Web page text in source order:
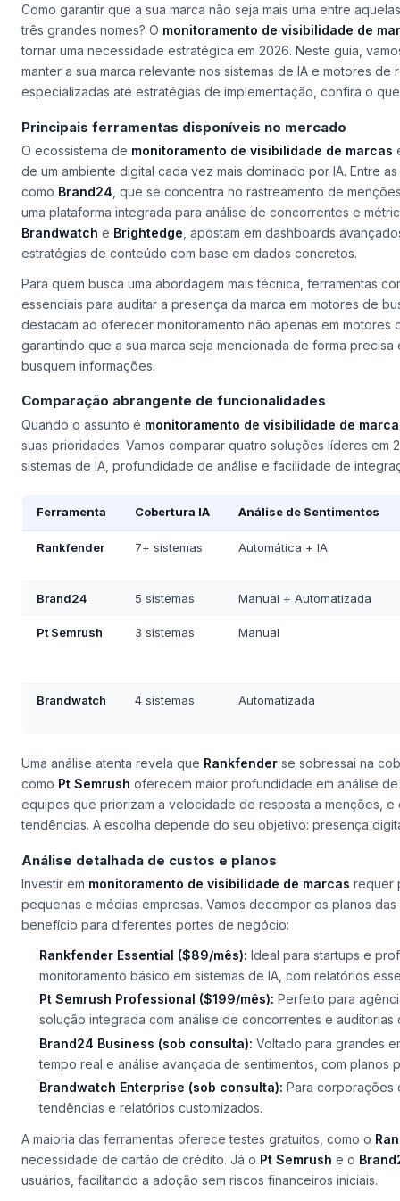
Como garantir que a sua marca não seja mais uma entre
três grandes nomes? O monitoramento de visibilidade de
tornar uma necessidade estratégica em 2026. Neste guia,
manter a sua marca relevante nos sistemas de IA e motores
especializadas até estratégias de implementação, confira o
Principais ferramentas disponíveis no mercado
O ecossistema de monitoramento de visibilidade de marcas
de um ambiente digital cada vez mais dominado por IA. Entre
como Brand24 , que se concentra no rastreamento de
uma plataforma integrada para análise de concorrentes e
Brandwatch e Brightedge , apostam em dashboards
estratégias de conteúdo com base em dados concretos.
Para quem busca uma abordagem mais técnica, ferramentas
essenciais para auditar a presença da marca em motores de
destacam ao oferecer monitoramento não apenas em motores
garantindo que a sua marca seja mencionada de forma
busquem informações.
Comparação abrangente de funcionalidades
Quando o assunto é monitoramento de visibilidade de
suas prioridades. Vamos comparar quatro soluções líderes
sistemas de IA, profundidade de análise e facilidade de
Ferramenta Cobertura IA Análise de Sentimentos
Rankfender 7+ sistemas Automática + IA
Brand24 5 sistemas Manual + Automatizada
Pt Semrush 3 sistemas Manual
Brandwatch 4 sistemas Automatizada
Uma análise atenta revela que Rankfender se sobressai na
como Pt Semrush oferecem maior profundidade em análise
equipes que priorizam a velocidade de resposta a menções,
tendências. A escolha depende do seu objetivo: presença
Análise detalhada de custos e planos
Investir em monitoramento de visibilidade de marcas requer
pequenas e médias empresas. Vamos decompor os planos
benefício para diferentes portes de negócio:
Rankfender Essential ($89/mês): Ideal para startups e
monitoramento básico em sistemas de IA, com relatórios
Pt Semrush Professional ($199/mês): Perfeito para
solução integrada com análise de concorrentes e auditorias
Brand24 Business (sob consulta): Voltado para grandes
tempo real e análise avançada de sentimentos, com planos
Brandwatch Enterprise (sob consulta): Para corporações
tendências e relatórios customizados.
A maioria das ferramentas oferece testes gratuitos, como o
necessidade de cartão de crédito. Já o Pt Semrush e o
usuários, facilitando a adoção sem riscos financeiros iniciais.